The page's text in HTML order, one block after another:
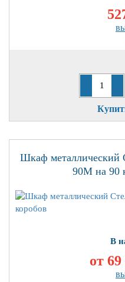
Шкаф металлический
90М на 90
В
от 69